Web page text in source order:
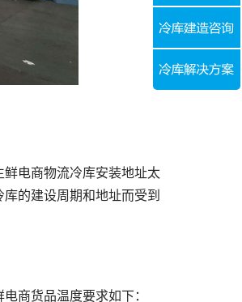
电商物流冷库安装地址太
的建设周期和地址而受到
商货品温度要求如下：